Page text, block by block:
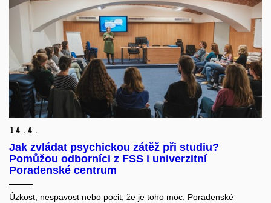
14. 4.
Jak zvládat psychickou zátěž při studiu?
Pomůžou odborníci z FSS i univerzitní
Poradenské centrum
Úzkost, nespavost nebo pocit, že je toho moc. Poradenské